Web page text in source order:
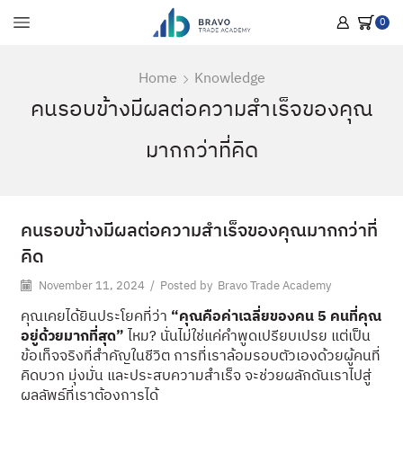
0
Home Knowledge
คนรอบข้างมีผลต่อความสำเร็จของคุณ
มากกว่าที่คิด
คนรอบข้างมีผลต่อความสำเร็จของคุณมากกว่าที่
คิด
November 11, 2024 / Posted by Bravo Trade Academy
คุณเคยได้ยินประโยคที่ว่า “คุณคือค่าเฉลี่ยของคน 5 คนที่คุณ
อยู่ด้วยมากที่สุด”ไหม? นั่นไม่ใช่แค่คำพูดเปรียบเปรย แต่เป็น
ข้อเท็จจริงที่สำคัญในชีวิต การที่เราล้อมรอบตัวเองด้วยผู้คนที่
คิดบวก มุ่งมั่น และประสบความสำเร็จ จะช่วยผลักดันเราไปสู่
ผลลัพธ์ที่เราต้องการได้